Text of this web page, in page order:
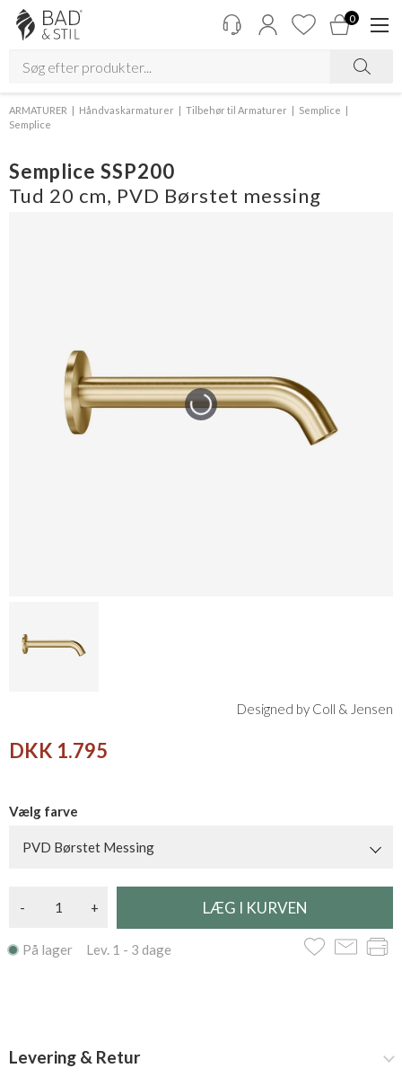
0
ARMATURER Håndvaskarmaturer Tilbehør til Armaturer
Semplice
Semplice
Semplice SSP200
Tud 20 cm, PVD Børstet messing
Designed by Coll & Jensen
DKK 1.795
Vælg farve
PVD Børstet Messing
- +
På lager Lev. 1 - 3 dage
Levering & Retur